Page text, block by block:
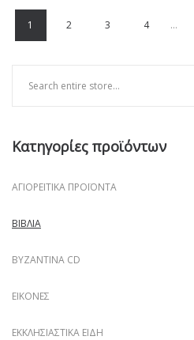
1 2 3 4 …
Κατηγορίες προϊόντων
ΑΓΙΟΡΕΊΤΙΚΑ ΠΡΟΪΌΝΤΑ
ΒΙΒΛΊΑ
ΒΥΖΑΝΤΙΝΑ CD
ΕΙΚΌΝΕΣ
ΕΚΚΛΗΣΙΑΣΤΙΚΆ ΕΊΔΗ